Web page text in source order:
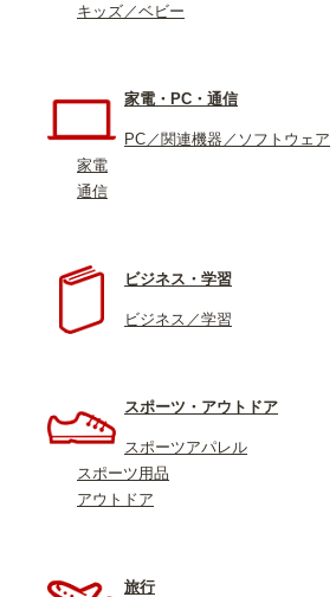
キッズ／ベビー
家電・PC・通信
PC／関連機器／ソフトウェア
家電
通信
ビジネス・学習
ビジネス／学習
スポーツ・アウトドア
スポーツアパレル
スポーツ用品
アウトドア
旅行